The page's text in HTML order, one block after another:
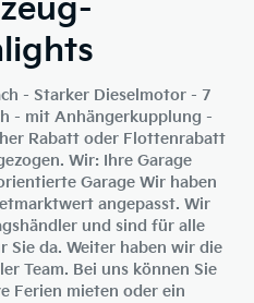
- Starker Dieselmotor - 7
- mit Anhängerkupplung -
Rabatt oder Flottenrabatt
Wir: Ihre Garage
Garage Wir haben
angepasst. Wir
und sind für alle
Sie da. Weiter haben wir die
Team. Bei uns können Sie
Ferien mieten oder ein